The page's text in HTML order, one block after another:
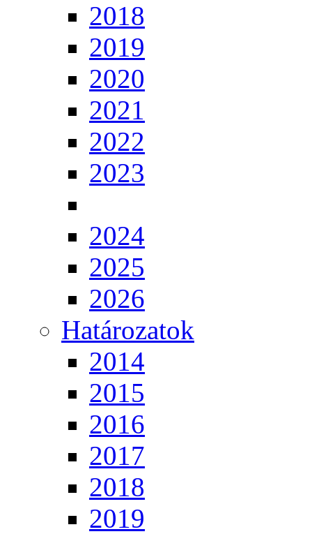
2018
2019
2020
2021
2022
2023
2024
2025
2026
Határozatok
2014
2015
2016
2017
2018
2019